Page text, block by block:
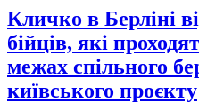
Кличко в Берліні
бійців, які
межах спільного
київського проєкту